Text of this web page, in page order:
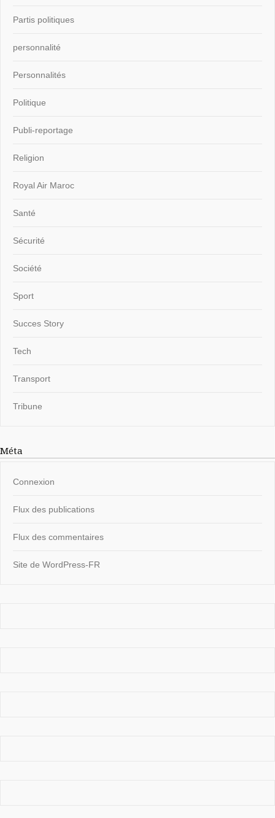
Partis politiques
personnalité
Personnalités
Politique
Publi-reportage
Religion
Royal Air Maroc
Santé
Sécurité
Société
Sport
Succes Story
Tech
Transport
Tribune
Méta
Connexion
Flux des publications
Flux des commentaires
Site de WordPress-FR